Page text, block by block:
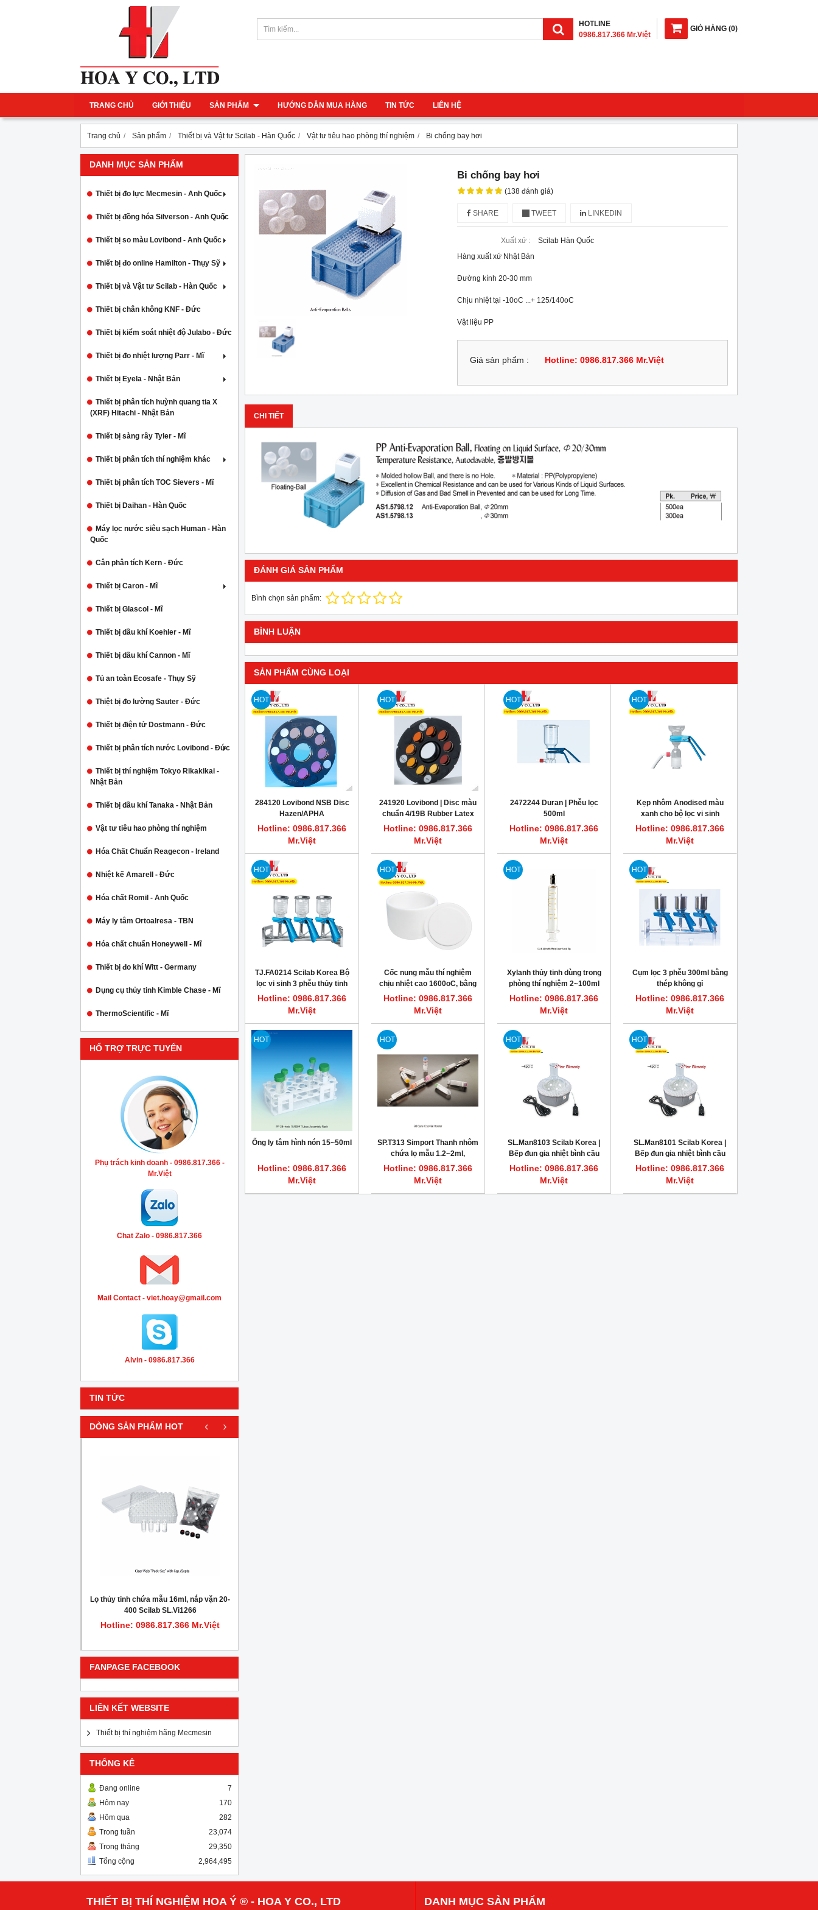
GIỎ HÀNG (0)
HOTLINE
0986.817.366 Mr.Việt
TRANG CHỦ GIỚI THIỆU SẢN PHẨM HƯỚNG DẪN MUA HÀNG TIN TỨC LIÊN HỆ
Trang chủ Sản phẩm Thiết bị và Vật tư Scilab - Hàn Quốc Vật tư tiêu hao phòng thí nghiệm Bi chống bay hơi
DANH MỤC SẢN PHẨM
Thiết bị đo lực Mecmesin - Anh Quốc
Thiết bị đồng hóa Silverson - Anh Quốc
Thiết bị so màu Lovibond - Anh Quốc
Thiết bị đo online Hamilton - Thụy Sỹ
Thiết bị và Vật tư Scilab - Hàn Quốc
Thiết bị chân không KNF - Đức
Thiết bị kiểm soát nhiệt độ Julabo - Đức
Thiết bị đo nhiệt lượng Parr - Mĩ
Thiết bị Eyela - Nhật Bản
Thiết bị phân tích huỳnh quang tia X
(XRF) Hitachi - Nhật Bản
Thiết bị sàng rây Tyler - Mĩ
Thiết bị phân tích thí nghiệm khác
Thiết bị phân tích TOC Sievers - Mĩ
Thiết bị Daihan - Hàn Quốc
Máy lọc nước siêu sạch Human - Hàn
Quốc
Cân phân tích Kern - Đức
Thiết bị Caron - Mĩ
Thiết bị Glascol - Mĩ
Thiết bị dầu khí Koehler - Mĩ
Thiết bị dầu khí Cannon - Mĩ
Tủ an toàn Ecosafe - Thụy Sỹ
Thiệt bị đo lường Sauter - Đức
Thiết bị điện tử Dostmann - Đức
Thiết bị phân tích nước Lovibond - Đức
Thiết bị thí nghiệm Tokyo Rikakikai -
Nhật Bản
Thiết bị dầu khí Tanaka - Nhật Bản
Vật tư tiêu hao phòng thí nghiệm
Hóa Chất Chuẩn Reagecon - Ireland
Nhiệt kế Amarell - Đức
Hóa chất Romil - Anh Quốc
Máy ly tâm Ortoalresa - TBN
Hóa chất chuẩn Honeywell - Mĩ
Thiết bị đo khí Witt - Germany
Dụng cụ thủy tinh Kimble Chase - Mĩ
ThermoScientific - Mĩ
HỔ TRỢ TRỰC TUYẾN
Phụ trách kinh doanh - 0986.817.366 -
Mr.Việt
Chat Zalo - 0986.817.366
Mail Contact - viet.hoay@gmail.com
Alvin - 0986.817.366
TIN TỨC
DÒNG SẢN PHẨM HOT
Lọ thủy tinh chứa mẫu 16ml, nắp vặn 20-
400 Scilab SL.Vi1266
Hotline: 0986.817.366 Mr.Việt
‹ ›
FANPAGE FACEBOOK
LIÊN KẾT WEBSITE
Thiết bị thí nghiệm hãng Mecmesin
THỐNG KÊ
Đang online
7
Hôm nay
170
Hôm qua
282
Trong tuần
23,074
Trong tháng
29,350
Tổng cộng
2,964,495
Bi chống bay hơi
(138 đánh giá)
SHARE TWEET LINKEDIN
Xuất xứ :
Scilab Hàn Quốc
Hàng xuất xứ Nhật Bản
Đường kính 20-30 mm
Chịu nhiệt tại -10oC ...+ 125/140oC
Vật liệu PP
Giá sản phẩm : Hotline: 0986.817.366 Mr.Việt
CHI TIẾT
ĐÁNH GIÁ SẢN PHẨM
Bình chọn sản phẩm:
BÌNH LUẬN
SẢN PHẨM CÙNG LOẠI
HOT
284120 Lovibond NSB Disc
Hazen/APHA
Hotline: 0986.817.366
Mr.Việt
HOT
241920 Lovibond | Disc màu
chuẩn 4/19B Rubber Latex
Hotline: 0986.817.366
Mr.Việt
HOT
2472244 Duran | Phễu lọc
500ml
Hotline: 0986.817.366
Mr.Việt
HOT
Kẹp nhôm Anodised màu
xanh cho bộ lọc vi sinh
Hotline: 0986.817.366
Mr.Việt
HOT
TJ.FA0214 Scilab Korea Bộ
lọc vi sinh 3 phễu thủy tinh
300ml
Hotline: 0986.817.366
Mr.Việt
HOT
Cốc nung mẫu thí nghiệm
chịu nhiệt cao 1600oC, bằng
Alumina
Hotline: 0986.817.366
Mr.Việt
HOT
Xylanh thủy tinh dùng trong
phòng thí nghiệm 2~100ml
TRUTH
Hotline: 0986.817.366
Mr.Việt
HOT
Cụm lọc 3 phễu 300ml bằng
thép không gỉ
Hotline: 0986.817.366
Mr.Việt
HOT
Ống ly tâm hình nón 15~50ml
Hotline: 0986.817.366
Mr.Việt
HOT
SP.T313 Simport Thanh nhôm
chứa lọ mẫu 1.2~2ml,
L290mm
Hotline: 0986.817.366
Mr.Việt
HOT
SL.Man8103 Scilab Korea |
Bếp đun gia nhiệt bình cầu
kiểu bọc vải 250ml
Hotline: 0986.817.366
Mr.Việt
HOT
SL.Man8101 Scilab Korea |
Bếp đun gia nhiệt bình cầu
kiểu bọc vải 50ml
Hotline: 0986.817.366
Mr.Việt
THIẾT BỊ THÍ NGHIỆM HOA Ý ® - HOA Y CO., LTD DANH MỤC SẢN PHẨM